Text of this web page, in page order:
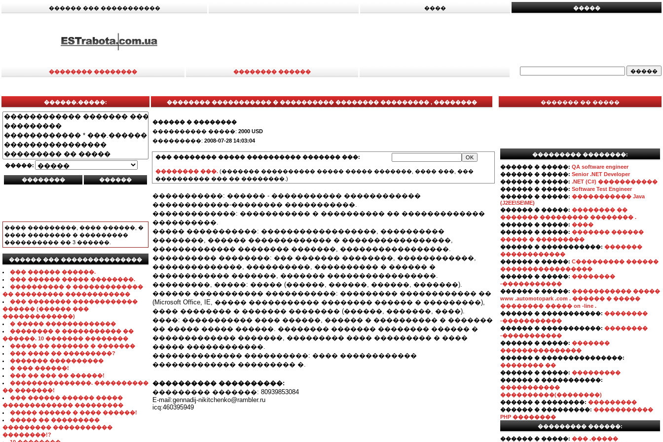
������ ��� ����������� ���� �����
�������� �������� �������� ������
������.�����:
�����:
���� ���������, ���� ������, �
���� �������� � ���������
���������� �� 3 ������.
������ ��� ���������������
��� ������ ������.
��� ������ ����� ��������.
���������� � �������������
�� ��������� ������������
��� �������� ������������
������ (������ ���
�������������)
� ����� �������������
�������� � ����������� ��
������. 10 ������� ��������
����� �� ������� � �������
��� ���� �� ���������?
������� ����������
� ��� ������!
��� �� ��� �� ������!
���������������. ����������
�� �������!
��� ������ ������ �����
������������� ���������
����� ������ � ���� ������!
����� �� ���������
��������� �����������
��������!?
�������� ����������� � ���������� �������� ��������� , ��������
-������ , ������� �� ����������
������ � ��������
���������� �����: 2000 USD
���������: 2008-07-28 14:03:04
��� �������� ����� ���������� ������� ���:
�������� ���. (������� ���������� ����� ����� �������, ���� ���, ���
���������� ��� �� ��������.)
�����������: ������ - ����������� ������������
������������-�������� �����������.
�������������: ����������� � ���������� �� �������������
����������.
����� �����������: ������������������, ����������
��������, ������ ������������� � �����������������,
������������� �������� �������, �����������������.
���������� ��������: ��� ������� ��������, ������������,
��������������, ����������, ���������� � ������ �
������������ �������, ������� �����������������.
���������, �����: ����� (������, ������, ������, �������).
������ ����������� �����������: ��������� ������������ ��
(Microsoft Office, IE, ����� ����������� �������� ������ � ���������),
���� �������� � ������� �������� (������, �������, ����).
����: ����������� ���� ������, ������ � ���������� � �������
�� ����� ����� ������. �������� ������� �������� ������ �
������������� �������, ��������� ���� ��������� � ����
����� ������������.
�������������� ����������: ���� ������������
������������� ��������� �.
���������� ����������:
��������� �������: 80939853084
E-mail:gennadij-nikitchenko@rambler.ru
icq:460395949
������� �� �����
��������� ��������:
������ � �����: QA software engineer
������ � �����: Senior .NET Developer
������ � �����: .NET (C#) �����������
������ � �����: Software Test Engineer
������ � �����: ����������� Java
(J2EE\SE\ME)
������ � �����: �������� ��
������� ��������� �������� .
������ � �����: ����
������ � �����: ������� ������
����� � ���������
������ � �����������: �������
������������
������ � �����: C��������� ������
�����������������
������ � �����: ��������
-�����������
������ � �����: ����������� �����
www .automotopark .com . ������ � �����
�������� ����� on -line .
������ � �����������: ��������
-�����������
������ � �����������: ��������
-�����������
������ � �����: �������
���������������
������ � ���������������:
�������� ��
������ � �����: ���������
������ � �����������:
�����������
����������(��������)
������ � ��������: ���������
������ � ���������: �����������
PHP ��������
��������� ������:
������ � �����: ��� .�����